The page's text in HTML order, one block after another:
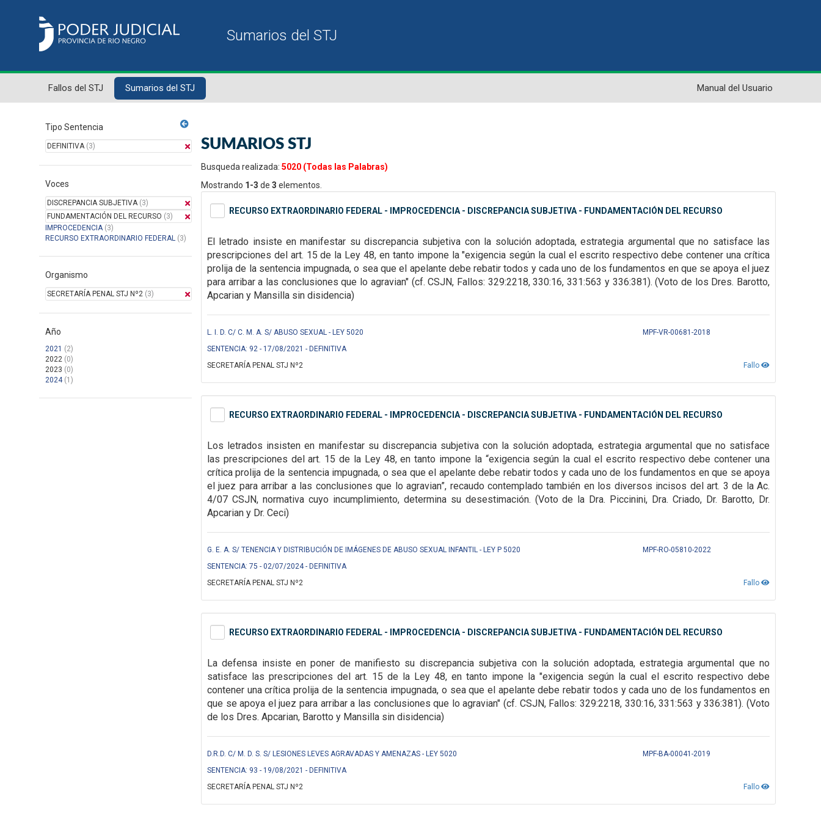
Fallos del STJ Sumarios del STJ Manual del Usuario
Tipo Sentencia
DEFINITIVA(3)
Voces
DISCREPANCIA SUBJETIVA(3)
FUNDAMENTACIÓN DEL RECURSO (3)
IMPROCEDENCIA(3)
RECURSO EXTRAORDINARIO FEDERAL (3)
Organismo
SECRETARÍA PENAL STJ Nº2 (3)
Año
2021 (2)
2022 (0)
2023 (0)
2024(1)
SUMARIOS STJ
Busqueda realizada: 5020 (Todas las Palabras)
Mostrando 1-3 de 3 elementos.
RECURSO EXTRAORDINARIO FEDERAL - IMPROCEDENCIA - DISCREPANCIA SUBJETIVA - FUNDAMENTACIÓN DEL RECURSO
El letrado insiste en manifestar su discrepancia subjetiva con la solución adoptada, estrategia argumental que no satisface las
prescripciones del art. 15 de la Ley 48, en tanto impone la "exigencia según la cual el escrito respectivo debe contener una crítica
prolija de la sentencia impugnada, o sea que el apelante debe rebatir todos y cada uno de los fundamentos en que se apoya el juez
para arribar a las conclusiones que lo agravian" (cf. CSJN, Fallos: 329:2218, 330:16, 331:563 y 336:381). (Voto de los Dres. Barotto,
Apcarian y Mansilla sin disidencia)
L. I. D. C/ C. M. A. S/ ABUSO SEXUAL - LEY 5020
MPF-VR-00681-2018
SENTENCIA: 92 - 17/08/2021 - DEFINITIVA
Fallo
SECRETARÍA PENAL STJ Nº2
RECURSO EXTRAORDINARIO FEDERAL - IMPROCEDENCIA - DISCREPANCIA SUBJETIVA - FUNDAMENTACIÓN DEL RECURSO
Los letrados insisten en manifestar su discrepancia subjetiva con la solución adoptada, estrategia argumental que no satisface
las prescripciones del art. 15 de la Ley 48, en tanto impone la “exigencia según la cual el escrito respectivo debe contener una
crítica prolija de la sentencia impugnada, o sea que el apelantedebe rebatir todos y cada uno de los fundamentos en que se apoya
el juez para arribar a las conclusiones que lo agravian”, recaudo contemplado también en los diversos incisos del art. 3 de la Ac.
4/07 CSJN, normativa cuyo incumplimiento, determina su desestimación. (Voto de la Dra. Piccinini, Dra. Criado, Dr. Barotto, Dr.
Apcarian y Dr. Ceci)
G. E. A. S/ TENENCIA Y DISTRIBUCIÓN DE IMÁGENES DE ABUSO SEXUAL INFANTIL - LEY P 5020
MPF-RO-05810-2022
SENTENCIA: 75 - 02/07/2024 - DEFINITIVA
Fallo
SECRETARÍA PENAL STJ Nº2
RECURSO EXTRAORDINARIO FEDERAL - IMPROCEDENCIA - DISCREPANCIA SUBJETIVA - FUNDAMENTACIÓN DEL RECURSO
La defensa insiste en poner de manifiesto su discrepancia subjetiva con la solución adoptada, estrategia argumental que no
satisface las prescripciones del art. 15 de la Ley 48, en tanto impone la "exigencia según la cual el escrito respectivo debe
contener una crítica prolija de la sentencia impugnada, o sea que el apelante debe rebatir todos y cada uno de los fundamentos en
que se apoya el juez para arribar a las conclusiones que lo agravian" (cf. CSJN, Fallos: 329:2218, 330:16, 331:563 y 336:381). (Voto
de los Dres. Apcarian, Barotto y Mansilla sin disidencia)
D.R.D. C/ M. D. S. S/ LESIONES LEVES AGRAVADAS Y AMENAZAS - LEY 5020
MPF-BA-00041-2019
SENTENCIA: 93 - 19/08/2021 - DEFINITIVA
Fallo
SECRETARÍA PENAL STJ Nº2